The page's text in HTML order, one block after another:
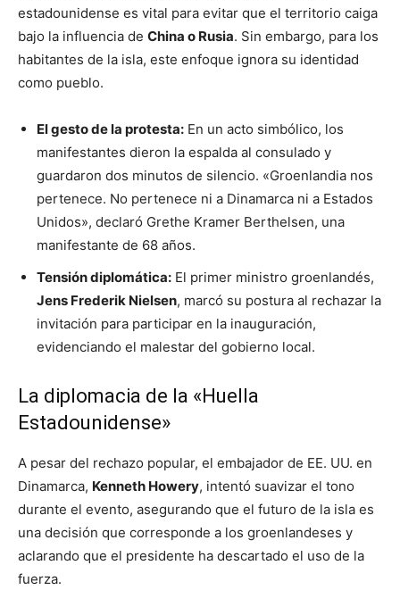
estadounidense es vital para evitar que el territorio caiga
bajo la influencia de China o Rusia. Sin embargo, para los
habitantes de la isla, este enfoque ignora su identidad
como pueblo.
El gesto de la protesta: En un acto simbólico, los
manifestantes dieron la espalda al consulado y
guardaron dos minutos de silencio. «Groenlandia nos
pertenece. No pertenece ni a Dinamarca ni a Estados
Unidos», declaró Grethe Kramer Berthelsen, una
manifestante de 68 años.
Tensión diplomática: El primer ministro groenlandés,
Jens Frederik Nielsen, marcó su postura al rechazar la
invitación para participar en la inauguración,
evidenciando el malestar del gobierno local.
La diplomacia de la «Huella
Estadounidense»
A pesar del rechazo popular, el embajador de EE. UU. en
Dinamarca, Kenneth Howery, intentó suavizar el tono
durante el evento, asegurando que el futuro de la isla es
una decisión que corresponde a los groenlandeses y
aclarando que el presidente ha descartado el uso de la
fuerza.